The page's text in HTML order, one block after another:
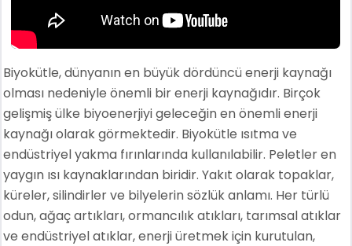
Biyokütle, dünyanın en büyük dördüncü enerji kaynağı
olması nedeniyle önemli bir enerji kaynağıdır. Birçok
gelişmiş ülke biyoenerjiyi geleceğin en önemli enerji
kaynağı olarak görmektedir. Biyokütle ısıtma ve
endüstriyel yakma fırınlarında kullanılabilir. Peletler en
yaygın ısı kaynaklarından biridir. Yakıt olarak topaklar,
küreler, silindirler ve bilyelerin sözlük anlamı. Her türlü
odun, ağaç artıkları, ormancılık atıkları, tarımsal atıklar
ve endüstriyel atıklar, enerji üretmek için kurutulan,